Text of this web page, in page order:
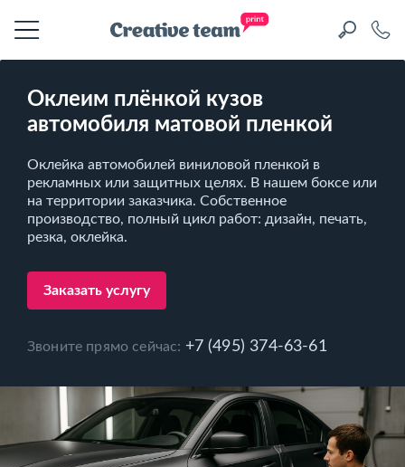
Оклеим плёнкой кузов
автомобиля матовой пленкой
Оклейка автомобилей виниловой пленкой в
рекламных или защитных целях. В нашем боксе или
на территории заказчика. Собственное
производство, полный цикл работ: дизайн, печать,
резка, оклейка.
Заказать услугу
Звоните прямо сейчас: +7 (495) 374-63-61